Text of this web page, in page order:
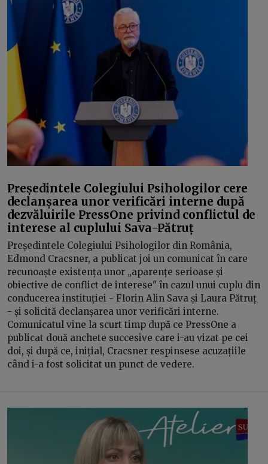
Președintele Colegiului Psihologilor cere
declanșarea unor verificări interne după
dezvăluirile PressOne privind conflictul de
interese al cuplului Sava-Pătruț
Președintele Colegiului Psihologilor din România,
Edmond Cracsner, a publicat joi un comunicat în care
recunoaște existența unor „aparențe serioase și
obiective de conflict de interese" în cazul unui cuplu din
conducerea instituției - Florin Alin Sava și Laura Pătruț
- și solicită declanșarea unor verificări interne.
Comunicatul vine la scurt timp după ce PressOne a
publicat două anchete succesive care i-au vizat pe cei
doi, și după ce, inițial, Cracsner respinsese acuzațiile
când i-a fost solicitat un punct de vedere.